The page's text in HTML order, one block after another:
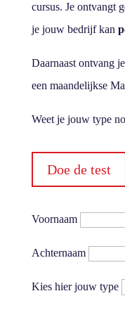
cursus. Je ontvangt
je jouw bedrijf kan
Daarnaast ontvang
een maandelijkse
Weet je jouw type
Doe de test
Voornaam
Achternaam
Kies hier jouw type